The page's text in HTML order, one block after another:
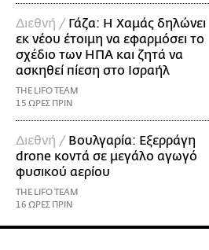
Διεθνή / Γάζα: Η Χαμάς δηλώνει
εκ νέου έτοιμη να εφαρμόσει το
σχέδιο των ΗΠΑ και ζητά να
ασκηθεί πίεση στο Ισραήλ
THE LIFO TEAM
15 ΩΡΕΣ ΠΡΙΝ
Διεθνή / Βουλγαρία: Εξερράγη
drone κοντά σε μεγάλο αγωγό
φυσικού αερίου
THE LIFO TEAM
16 ΩΡΕΣ ΠΡΙΝ